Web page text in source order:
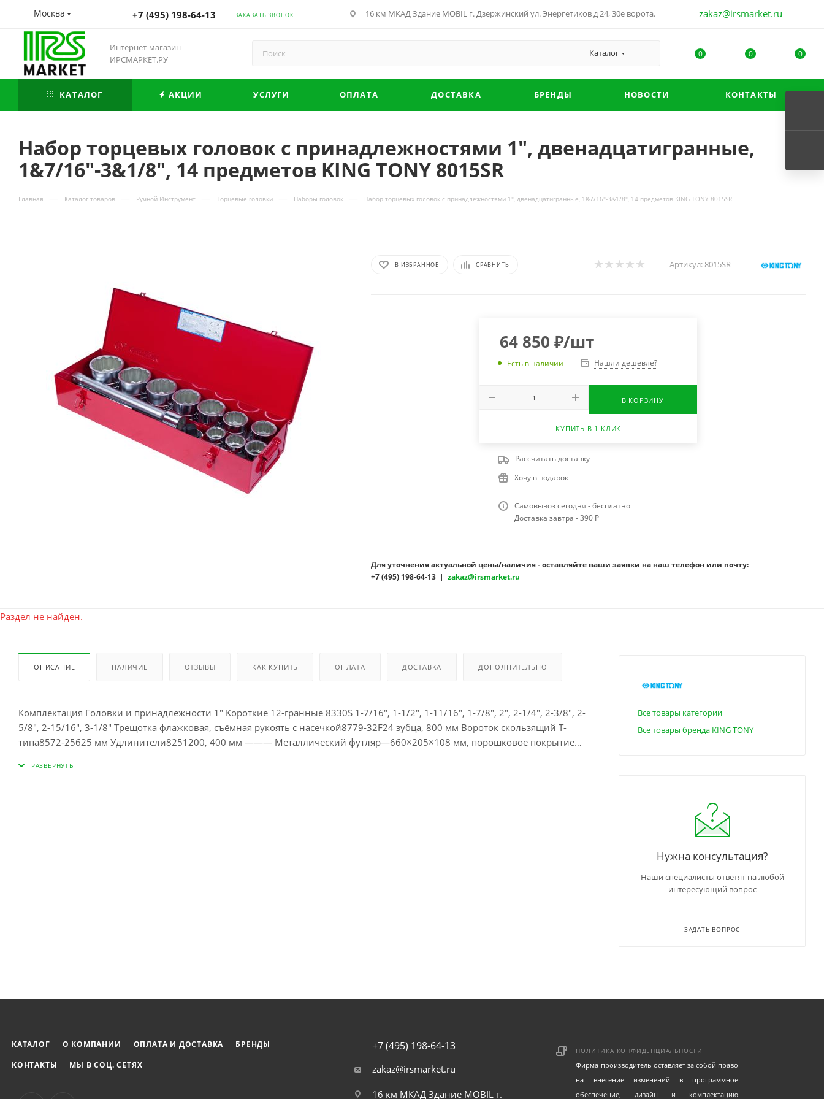
Москва +7 (495) 198-64-13 ЗАКАЗАТЬ ЗВОНОК 16 км МКАД Здание MOBIL г. Дзержинский ул. Энергетиков д 24, 30е ворота. zakaz@irsmarket.ru
Интернет-магазин
ИРСМАРКЕТ.РУ
Каталог 0 0 0
КАТАЛОГ АКЦИИ УСЛУГИ ОПЛАТА ДОСТАВКА БРЕНДЫ НОВОСТИ КОНТАКТЫ
Набор торцевых головок с принадлежностями 1", двенадцатигранные,
1&7/16"-3&1/8", 14 предметов KING TONY 8015SR
Главная — Каталог товаров — Ручной Инструмент — Торцевые головки — Наборы головок — Набор торцевых головок с принадлежностями 1", двенадцатигранные, 1&7/16"-3&1/8", 14 предметов KING TONY 8015SR
В ИЗБРАННОЕ СРАВНИТЬ Артикул:8015SR
64 850 ₽/шт
Есть в наличии Нашли дешевле?
В КОРЗИНУ
КУПИТЬ В 1 КЛИК
Рассчитать доставку
Хочу в подарок
Самовывоз сегодня - бесплатно
Доставка завтра - 390 ₽
Для уточнения актуальной цены/наличия - оставляйте ваши заявки на наш телефон или почту:
+7 (495) 198-64-13 |zakaz@irsmarket.ru
Раздел не найден.
ОПИСАНИЕ НАЛИЧИЕ ОТЗЫВЫ КАК КУПИТЬ ОПЛАТА ДОСТАВКА ДОПОЛНИТЕЛЬНО
Комплектация Головки и принадлежности 1" Короткие 12-гранные 8330S 1-7/16", 1-1/2", 1-11/16", 1-7/8", 2", 2-1/4", 2-3/8", 2-
5/8", 2-15/16", 3-1/8" Трещотка флажковая, съёмная рукоять с насечкой8779-32F24 зубца, 800 мм Вороток скользящий Т-
типа8572-25625 мм Удлинители8251200, 400 мм ——— Металлический футляр—660×205×108 мм, порошковое покрытие
сталь Cr-Mo (механизм трещотки) Размеры футляра – 660×205×108 мм Вес – 34,1 кг
Все товары категории
Все товары бренда KING TONY
Нужна консультация?
Наши специалисты ответят на любой
интересующий вопрос
ЗАДАТЬ ВОПРОС
КАТАЛОГ О КОМПАНИИ ОПЛАТА И ДОСТАВКА
БРЕНДЫ
КОНТАКТЫ
МЫ В СОЦ. СЕТЯХ
+7 (495) 198-64-13
zakaz@irsmarket.ru
16 км МКАД Здание MOBIL г.
ПОЛИТИКА КОНФИДЕНЦИАЛЬНОСТИ
Фирма-производитель оставляет за собой право
на внесение изменений в программное
обеспечение, дизайн и комплектацию